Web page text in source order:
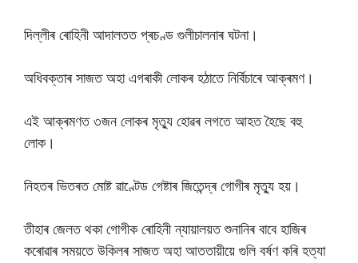
দিল্লীৰ ৰোহিনী আদালতত প্ৰচণ্ড গুলীচালনাৰ ঘটনা।
অধিবক্তাৰ সাজত অহা এগৰাকী লোকৰ হঠাতে নিৰ্বিচাৰে আক্ৰমণ।
এই আক্ৰমণত ৩জন লোকৰ মৃত্যু হোৱৰ লগতে আহত হৈছে বহু
লোক।
নিহতৰ ভিতৰত মোষ্ট ৱাণ্টেড গেষ্টাৰ জিতেন্দ্ৰ গোগীৰ মৃত্যু হয়।
তীহাৰ জেলত থকা গোগীক ৰোহিনী ন্যায়ালয়ত শুনানিৰ বাবে হাজিৰ
কৰোৱাৰ সময়তে উকিলৰ সাজত অহা আততায়ীয়ে গুলি বৰ্ষণ কৰি হত্যা